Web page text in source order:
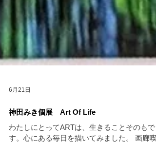
6月21日
神田みき個展 Art Of Life